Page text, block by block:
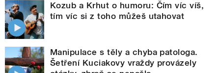
Kozub a Krhut o humoru: Čím víc víš,
tím víc si z toho můžeš utahovat
Manipulace s těly a chyba patologa.
Šetření Kuciakovy vraždy provázely